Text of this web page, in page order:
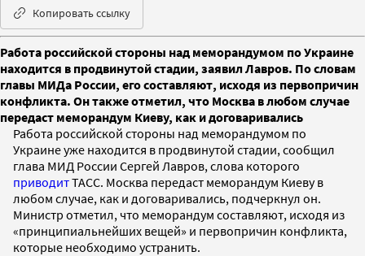
Копировать ссылку
Работа российской стороны над меморандумом по Украине
находится в продвинутой стадии, заявил Лавров. По словам
главы МИДа России, его составляют, исходя из первопричин
конфликта. Он также отметил, что Москва в любом случае
передаст меморандум Киеву, как и договаривались
Работа российской стороны над меморандумом по
Украине уже находится в продвинутой стадии, сообщил
глава МИД России Сергей Лавров, слова которого
приводитТАСС. Москва передаст меморандум Киеву в
любом случае, как и договаривались, подчеркнул он.
Министр отметил, что меморандум составляют, исходя из
«принципиальнейших вещей» и первопричин конфликта,
которые необходимо устранить.